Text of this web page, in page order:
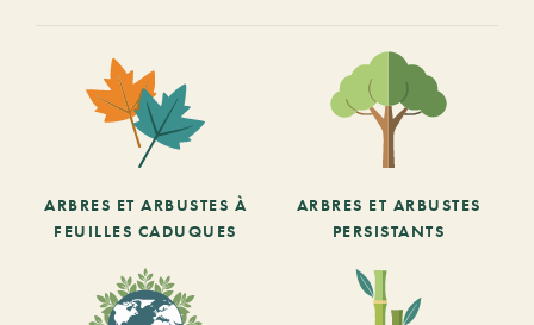
ARBRES ET ARBUSTES À
FEUILLES CADUQUES
ARBRES ET ARBUSTES
PERSISTANTS